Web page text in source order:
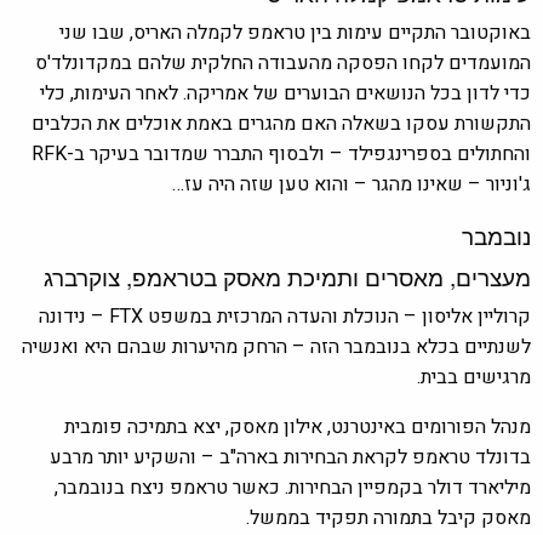
באוקטובר התקיים עימות בין טראמפ לקמלה האריס, שבו שני
המועמדים לקחו הפסקה מהעבודה החלקית שלהם במקדונלד'ס
כדי לדון בכל הנושאים הבוערים של אמריקה. לאחר העימות, כלי
התקשורת עסקו בשאלה האם מהגרים באמת אוכלים את הכלבים
והחתולים בספרינגפילד – ולבסוף התברר שמדובר בעיקר ב-RFK
ג'וניור – שאינו מהגר – והוא טען שזה היה עז…
נובמבר
מעצרים, מאסרים ותמיכת מאסק בטראמפ, צוקרברג
קרוליין אליסון – הנוכלת והעדה המרכזית במשפט FTX – נידונה
לשנתיים בכלא בנובמבר הזה – הרחק מהיערות שבהם היא ואנשיה
מרגישים בבית.
מנהל הפורומים באינטרנט, אילון מאסק, יצא בתמיכה פומבית
בדונלד טראמפ לקראת הבחירות בארה"ב – והשקיע יותר מרבע
מיליארד דולר בקמפיין הבחירות. כאשר טראמפ ניצח בנובמבר,
מאסק קיבל בתמורה תפקיד בממשל.